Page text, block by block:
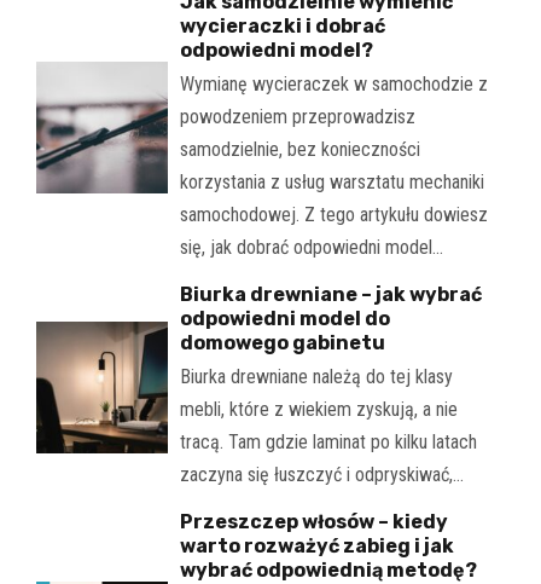
wycieraczki i dobrać
odpowiedni model?
Wymianę wycieraczek w samochodzie z
powodzeniem przeprowadzisz
samodzielnie, bez konieczności
korzystania z usług warsztatu mechaniki
samochodowej. Z tego artykułu dowiesz
się, jak dobrać odpowiedni model…
Biurka drewniane – jak wybrać
odpowiedni model do
domowego gabinetu
Biurka drewniane należą do tej klasy
mebli, które z wiekiem zyskują, a nie
tracą. Tam gdzie laminat po kilku latach
zaczyna się łuszczyć i odpryskiwać,…
Przeszczep włosów – kiedy
warto rozważyć zabieg i jak
wybrać odpowiednią metodę?